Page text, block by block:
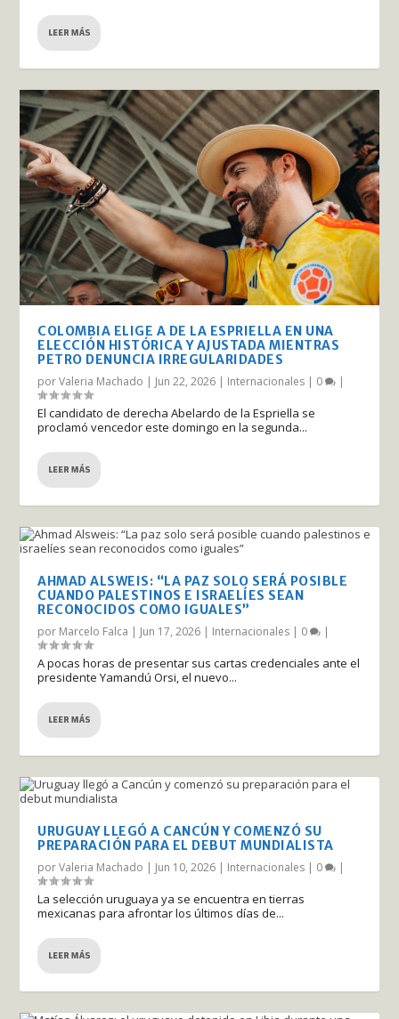
LEER MÁS
COLOMBIA ELIGE A DE LA ESPRIELLA EN UNA
ELECCIÓN HISTÓRICA Y AJUSTADA MIENTRAS
PETRO DENUNCIA IRREGULARIDADES
porValeria Machado | Jun 22, 2026 | Internacionales | 0 |
El candidato de derecha Abelardo de la Espriella se
proclamó vencedor este domingo en la segunda...
LEER MÁS
AHMAD ALSWEIS: “LA PAZ SOLO SERÁ POSIBLE
CUANDO PALESTINOS E ISRAELÍES SEAN
RECONOCIDOS COMO IGUALES”
por Marcelo Falca | Jun 17, 2026 | Internacionales | 0 |
A pocas horas de presentar sus cartas credenciales ante el
presidente Yamandú Orsi, el nuevo...
LEER MÁS
URUGUAY LLEGÓ A CANCÚN Y COMENZÓ SU
PREPARACIÓN PARA EL DEBUT MUNDIALISTA
porValeria Machado | Jun 10, 2026 | Internacionales | 0 |
La selección uruguaya ya se encuentra en tierras
mexicanas para afrontar los últimos días de...
LEER MÁS